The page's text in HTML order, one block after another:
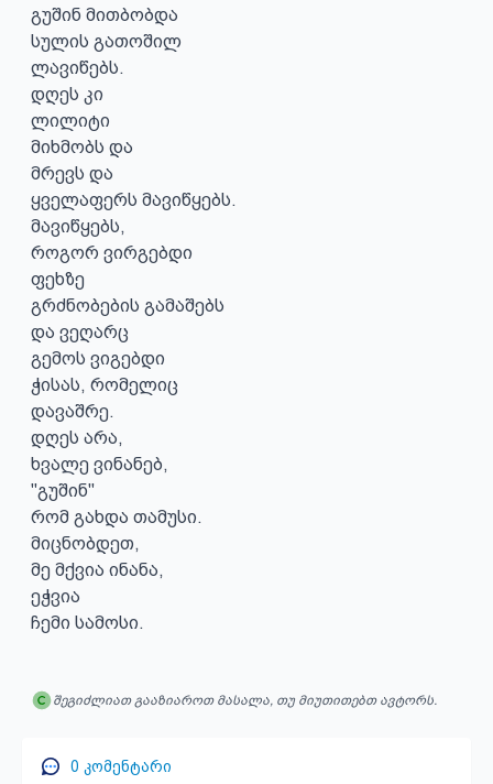
გუშინ მითბობდა
სულის გათოშილ
ლავიწებს.
დღეს კი
ლილიტი
მიხმობს და
მრევს და
ყველაფერს მავიწყებს.
მავიწყებს,
როგორ ვირგებდი
ფეხზე
გრძნობების გამაშებს
და ვეღარც
გემოს ვიგებდი
ჭისას, რომელიც
დავაშრე.
დღეს არა,
ხვალე ვინანებ,
"გუშინ"
რომ გახდა თამუსი.
მიცნობდეთ,
მე მქვია ინანა,
ეჭვია
ჩემი სამოსი.
შეგიძლიათ გააზიაროთ მასალა, თუ მიუთითებთ ავტორს.
0 კომენტარი